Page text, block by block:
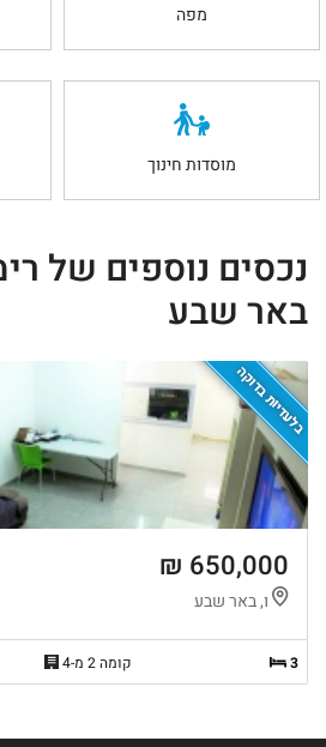
מפה
מוסדות חינוך
נכסים נוספים של
באר שבע
בלעדיות בדוקה
650,000 ₪
ו, באר שבע
3 קומה 2 מ-4